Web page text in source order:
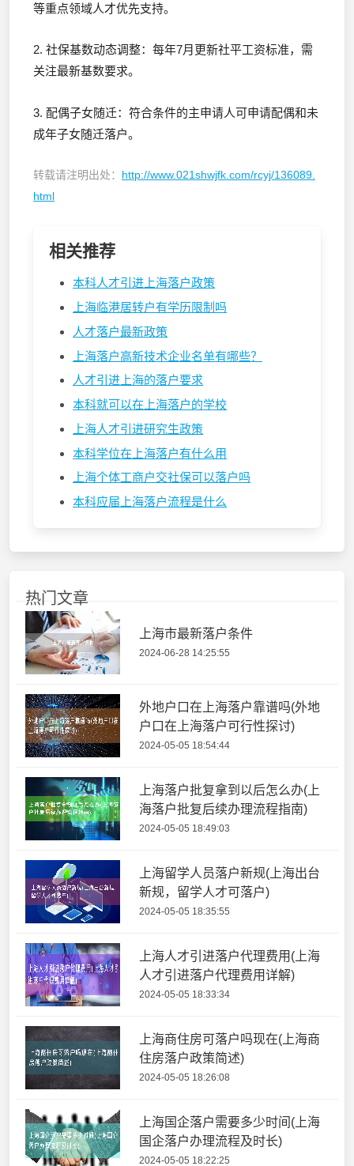
等重点领域人才优先支持。
2. 社保基数动态调整：每年7月更新社平工资标准，需
关注最新基数要求。
3. 配偶子女随迁：符合条件的主申请人可申请配偶和未
成年子女随迁落户。
转载请注明出处： http://www.021shwjfk.com/rcyj/136089.
html
相关推荐
本科人才引进上海落户政策
上海临港居转户有学历限制吗
人才落户最新政策
上海落户高新技术企业名单有哪些？
人才引进上海的落户要求
本科就可以在上海落户的学校
上海人才引进研究生政策
本科学位在上海落户有什么用
上海个体工商户交社保可以落户吗
本科应届上海落户流程是什么
热门文章
上海市最新落户条件
2024-06-28 14:25:55
外地户口在上海落户靠谱吗(外地
户口在上海落户可行性探讨)
2024-05-05 18:54:44
上海落户批复拿到以后怎么办(上
海落户批复后续办理流程指南)
2024-05-05 18:49:03
上海留学人员落户新规(上海出台
新规，留学人才可落户)
2024-05-05 18:35:55
上海人才引进落户代理费用(上海
人才引进落户代理费用详解)
2024-05-05 18:33:34
上海商住房可落户吗现在(上海商
住房落户政策简述)
2024-05-05 18:26:08
上海国企落户需要多少时间(上海
国企落户办理流程及时长)
2024-05-05 18:22:25